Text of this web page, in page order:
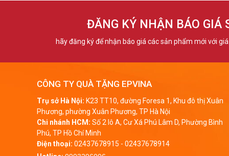
1.
ĐĂNG KÝ NHẬN BÁO GIÁ
hãy đăng ký để nhận báo giá các sản phẩm mới với
CÔNG TY QUÀ TẶNG EPVINA
Trụ sở Hà Nội: K23 TT10, đường Foresa 1, Khu đô thị Xuân
Phương, phường Xuân Phương, TP Hà Nội
Chi nhánh HCM: Số 2 lô A, Cư Xá Phú Lâm D, Phường Bình
Phú, TP Hồ Chí Minh
Điện thoại: 02437678915 - 02437678914